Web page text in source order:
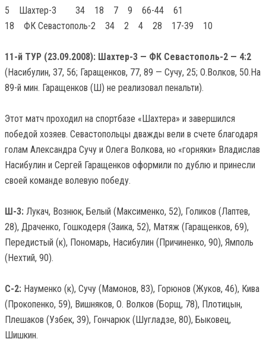
5 Шахтер-3 34 18 7 9 66-44 61
18 ФК Севастополь-2 34 2 4 28 17-39 10
11-й ТУР (23.09.2008): Шахтер-3 — ФК Севастополь-2 — 4:2
(Насибулин, 37, 56; Гаращенков, 77, 89 — Сучу, 25; О.Волков, 50.На
89-й мин. Гаращенков (Ш) не реализовал пенальти).
Этот матч проходил на спортбазе «Шахтера» и завершился
победой хозяев. Севастопольцы дважды вели в счете благодаря
голам Александра Сучу и Олега Волкова, но «горняки» Владислав
Насибулин и Сергей Гаращенков оформили по дублю и принесли
своей команде волевую победу.
Ш-3: Лукач, Вознюк, Белый (Максименко, 52), Голиков (Лаптев,
28), Драченко, Гошкодеря (Заика, 52), Матяж (Гаращенков, 69),
Передистый (к), Пономарь, Насибулин (Причиненко, 90), Ямполь
(Нехтий, 90).
С-2: Науменко (к), Сучу (Мамонов, 83), Горюнов (Жуков, 46), Кива
(Прокопенко, 59), Вишняков, О. Волков (Борщ, 78), Плотицын,
Плешаков (Узбек, 39), Гончарюк (Шугладзе, 80), Быковец,
Шишкин.